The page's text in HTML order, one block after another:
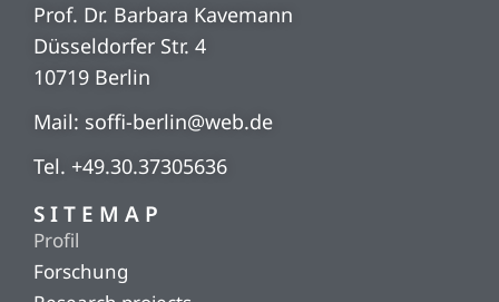
Prof. Dr. Barbara Kavemann
Düsseldorfer Str. 4
10719 Berlin
Mail: soffi-berlin@web.de
Tel. +49.30.37305636
SITEMAP
Profil
Forschung